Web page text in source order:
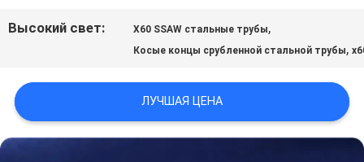
ЗАПРОСИТЕ
КАРТА
Высокий свет: X60 SSAW стальные трубы,
Косые концы срубленной стальной трубы,
ЛУЧШАЯ ЦЕНА